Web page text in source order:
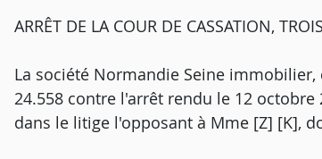
ARRÊT DE LA COUR DE CASSATION,
La société Normandie Seine
24.558 contre l'arrêt rendu le 12
dans le litige l'opposant à Mme [Z] [K],